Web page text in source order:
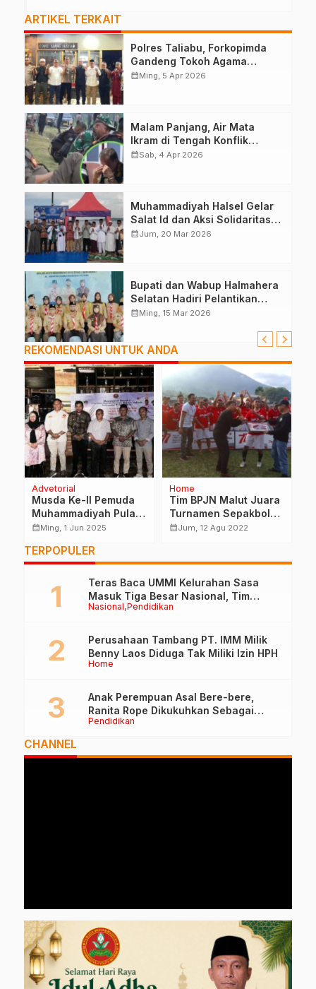
ARTIKEL TERKAIT
Polres Taliabu, Forkopimda
Gandeng Tokoh Agama
Deklarasikan Damai
calendar_monthMing, 5 Apr 2026
Malam Panjang, Air Mata
Ikram di Tengah Konflik
Halteng
calendar_monthSab, 4 Apr 2026
Muhammadiyah Halsel Gelar
Salat Id dan Aksi Solidaritas
Palestina
calendar_monthJum, 20 Mar 2026
Bupati dan Wabup Halmahera
Selatan Hadiri Pelantikan
Mabiran Pramuka se-Kwarcab
calendar_monthMing, 15 Mar 2026
REKOMENDASI UNTUK ANDA
Advetorial
Musda Ke-II Pemuda
Muhammadiyah Pulau
Taliabu Sukses Gelar
calendar_monthMing, 1 Jun 2025
Home
Tim BPJN Malut Juara
Turnamen Sepakbola
BWS Merdeka Cup
calendar_monthJum, 12 Agu 2022
TERPOPULER
Nasional Pendidikan
Teras Baca UMMI Kelurahan Sasa
Masuk Tiga Besar Nasional, Tim
Penilai Lakukan Visitasi di Ternate
Home
Perusahaan Tambang PT. IMM Milik
Benny Laos Diduga Tak Miliki Izin HPH
Pendidikan
Anak Perempuan Asal Bere-bere,
Ranita Rope Dikukuhkan Sebagai
Guru Besar dan Rektor Ummu
CHANNEL